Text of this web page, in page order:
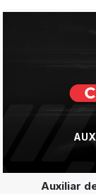
Auxiliar